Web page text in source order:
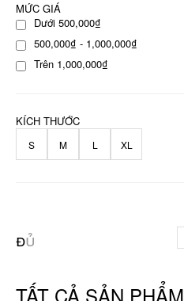
MỨC GIÁ
Dưới 500,000₫
500,000₫ - 1,000,000₫
Trên 1,000,000₫
KÍCH THƯỚC
S M L XL
TẤT CẢ SẢN PHẨM